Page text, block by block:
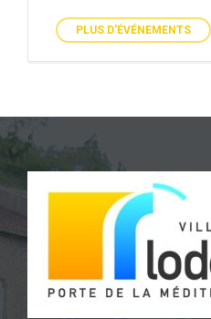
PLUS D'ÉVÉNEMENTS